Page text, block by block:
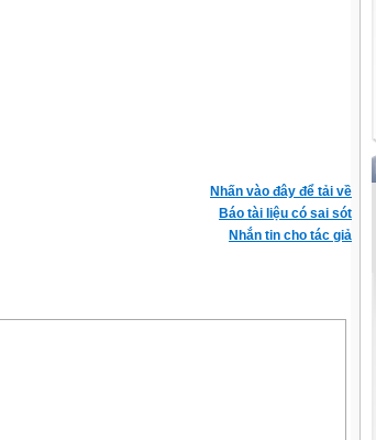
Nhấn vào đây để tải về
Báo tài liệu có sai sót
Nhắn tin cho tác giả